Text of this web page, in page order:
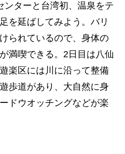
ンターと台湾初、温泉をテ
を延ばしてみよう。バリ
られているので、身体の
満喫できる。2日目は八仙
楽区には川に沿って整備
歩道があり、大自然に身
ドウオッチングなどが楽